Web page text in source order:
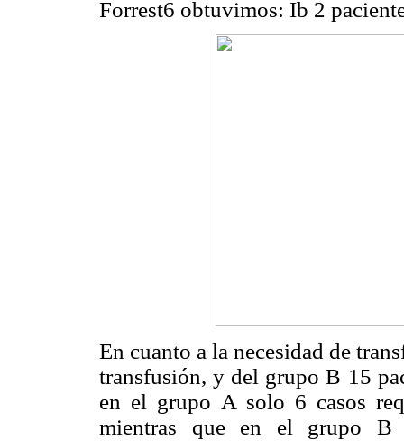
Forrest6 obtuvimos: Ib 2
En cuanto a la necesidad de
transfusión, y del grupo B 15
en el grupo A solo 6 casos
mientras que en el grupo B